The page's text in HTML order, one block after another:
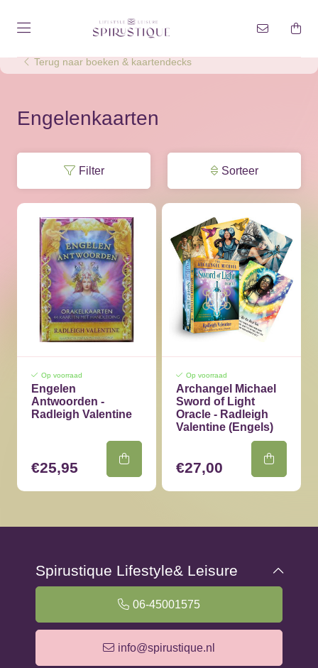
Terug naar boeken & kaartendecks
Engelenkaarten
Filter Sorteer
Op voorraad
Engelen
Antwoorden -
Radleigh Valentine
€25,95
Op voorraad
Archangel Michael
Sword of Light
Oracle - Radleigh
Valentine (Engels)
€27,00
Spirustique Lifestyle& Leisure
06-45001575
info@spirustique.nl